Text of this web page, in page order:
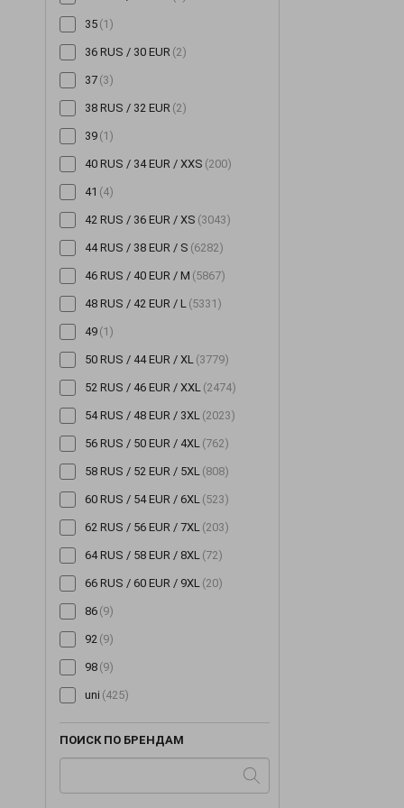
Шорты
Шубы (14)
Юбки
35 (1)
36 RUS / 30 EUR (2)
37 (3)
38 RUS / 32 EUR (2)
39 (1)
40 RUS / 34 EUR / XXS (200)
41 (4)
42 RUS / 36 EUR / XS (3043)
44 RUS / 38 EUR / S (6282)
46 RUS / 40 EUR / M (5867)
48 RUS / 42 EUR / L (5331)
49 (1)
50 RUS / 44 EUR / XL (3779)
52 RUS / 46 EUR / XXL (2474)
54 RUS / 48 EUR / 3XL (2023)
56 RUS / 50 EUR / 4XL (762)
58 RUS / 52 EUR / 5XL (808)
60 RUS / 54 EUR / 6XL (523)
62 RUS / 56 EUR / 7XL (203)
64 RUS / 58 EUR / 8XL (72)
66 RUS / 60 EUR / 9XL (20)
86 (9)
92 (9)
98 (9)
uni (425)
ПОИСК ПО БРЕНДАМ